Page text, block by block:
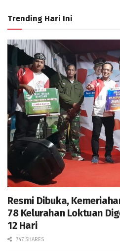
Trending Hari Ini
Resmi Dibuka,
78 Kelurahan Loktuan
12 Hari
747 SHARES